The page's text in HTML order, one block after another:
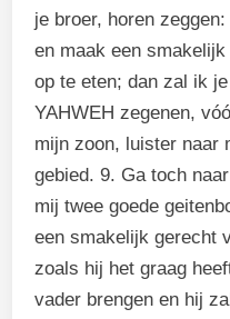
je broer, horen
en maak een
op te eten; dan zal ik
YAHWEH zegenen,
mijn zoon, luister naar
gebied. 9. Ga toch
mij twee goede
een smakelijk gerecht
zoals hij het graag
vader brengen en hij